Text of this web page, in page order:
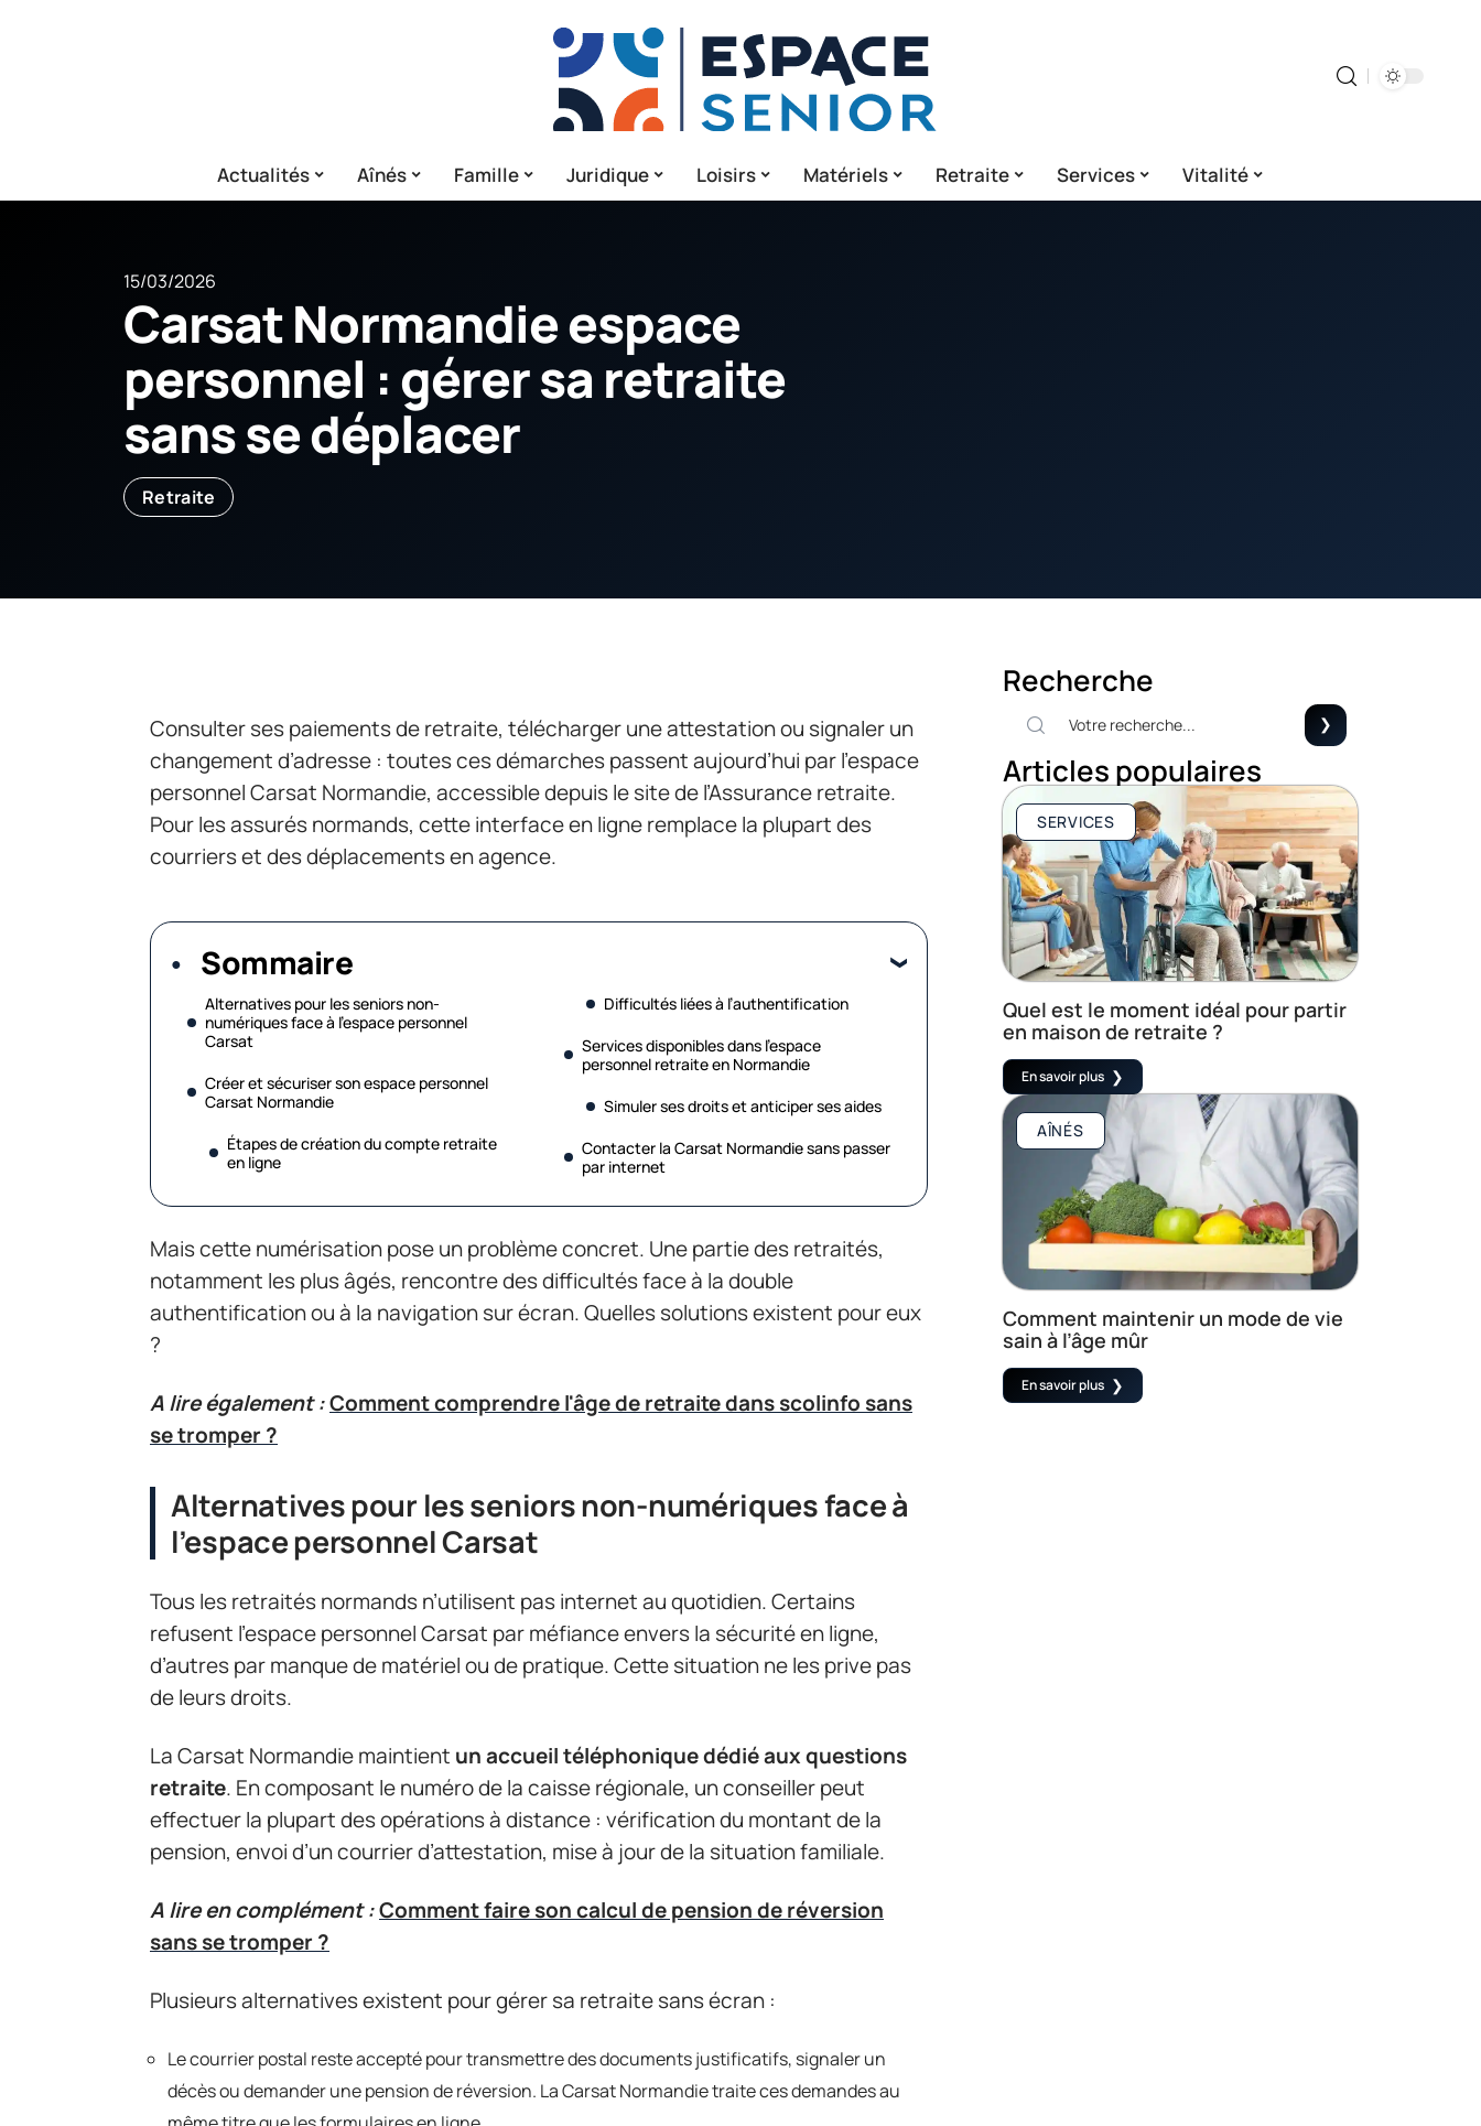
Actualités Aînés Famille Juridique Loisirs Matériels Retraite Services Vitalité
15/03/2026
Carsat Normandie espace
personnel : gérer sa retraite
sans se déplacer
Retraite
Consulter ses paiements de retraite, télécharger une attestation ou signaler un
changement d’adresse : toutes ces démarches passent aujourd’hui par l’espace
personnel Carsat Normandie, accessible depuis le site de l’Assurance retraite.
Pour les assurés normands, cette interface en ligne remplace la plupart des
courriers et des déplacements en agence.
Sommaire
Alternatives pour les seniors non-
numériques face à l’espace personnel
Carsat
Créer et sécuriser son espace personnel
Carsat Normandie
Étapes de création du compte retraite
en ligne
Difficultés liées à l’authentification
Services disponibles dans l’espace
personnel retraite en Normandie
Simuler ses droits et anticiper ses aides
Contacter la Carsat Normandie sans passer
par internet
Mais cette numérisation pose un problème concret. Une partie des retraités,
notamment les plus âgés, rencontre des difficultés face à la double
authentification ou à la navigation sur écran. Quelles solutions existent pour eux
?
A lire également :Comment comprendre l'âge de retraite dans scolinfo sans
se tromper ?
Alternatives pour les seniors non-numériques face à
l’espace personnel Carsat
Tous les retraités normands n’utilisent pas internet au quotidien. Certains
refusent l’espace personnel Carsat par méfiance envers la sécurité en ligne,
d’autres par manque de matériel ou de pratique. Cette situation ne les prive pas
de leurs droits.
La Carsat Normandie maintient un accueil téléphonique dédié aux questions
retraite. En composant le numéro de la caisse régionale, un conseiller peut
effectuer la plupart des opérations à distance : vérification du montant de la
pension, envoi d’un courrier d’attestation, mise à jour de la situation familiale.
A lire en complément :Comment faire son calcul de pension de réversion
sans se tromper ?
Plusieurs alternatives existent pour gérer sa retraite sans écran :
Le courrier postal reste accepté pour transmettre des documents justificatifs, signaler un
décès ou demander une pension de réversion. La Carsat Normandie traite ces demandes au
Recherche
Articles populaires
SERVICES
Quel est le moment idéal pour partir
en maison de retraite ?
En savoir plus
AÎNÉS
Comment maintenir un mode de vie
sain à l’âge mûr
En savoir plus